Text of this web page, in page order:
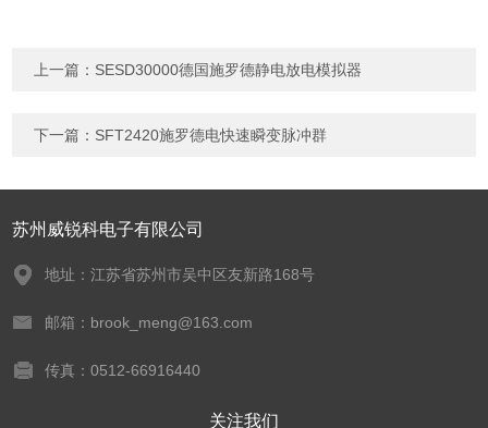
上一篇： SESD30000德国施罗德静电放电模拟器
下一篇： SFT2420施罗德电快速瞬变脉冲群
苏州威锐科电子有限公司
地址：江苏省苏州市吴中区友新路168号
邮箱：brook_meng@163.com
传真：0512-66916440
关注我们